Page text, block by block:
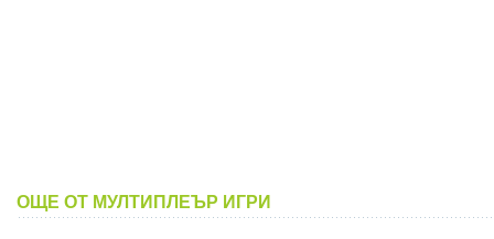
ОЩЕ ОТ МУЛТИПЛЕЪР ИГРИ